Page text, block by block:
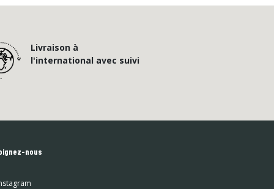
Livraison à
l'international avec suivi
nous